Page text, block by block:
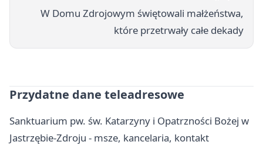
W Domu Zdrojowym świętowali małżeństwa,
które przetrwały całe dekady
Przydatne dane teleadresowe
Sanktuarium pw. św. Katarzyny i Opatrzności Bożej w
Jastrzębie-Zdroju - msze, kancelaria, kontakt